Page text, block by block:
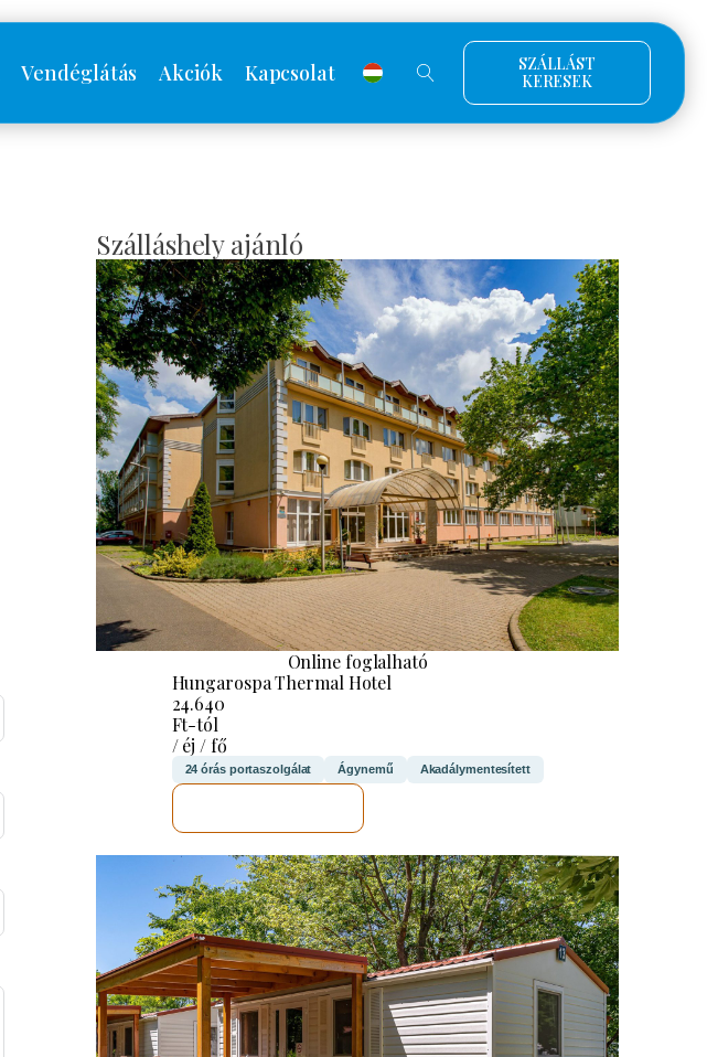
Vendéglátás Akciók Kapcsolat
SZÁLLÁST
KERESEK
Szálláshely ajánló
Online foglalható
Hungarospa Thermal Hotel
24.640
Ft-tól
/ éj / fő
24 órás portaszolgálat Ágynemű Akadálymentesített